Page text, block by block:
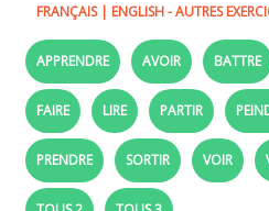
FRANÇAIS| ENGLISH- AUTRES
APPRENDRE AVOIR BATTRE
FAIRE LIRE PARTIR
PRENDRE SORTIR VOIR